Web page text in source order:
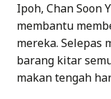
Ipoh, Chan Soon
membantu
mereka. Selepas
barang kitar
makan tengah